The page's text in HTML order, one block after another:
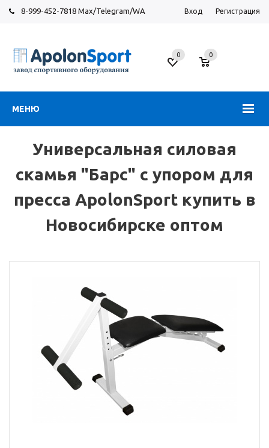
8-999-452-7818 Max/Telegram/WA Вход Регистрация
МЕНЮ
спортивного
оборудования
0
0
Универсальная силовая
скамья "Барс" с упором для
пресса ApolonSport купить в
Новосибирске оптом